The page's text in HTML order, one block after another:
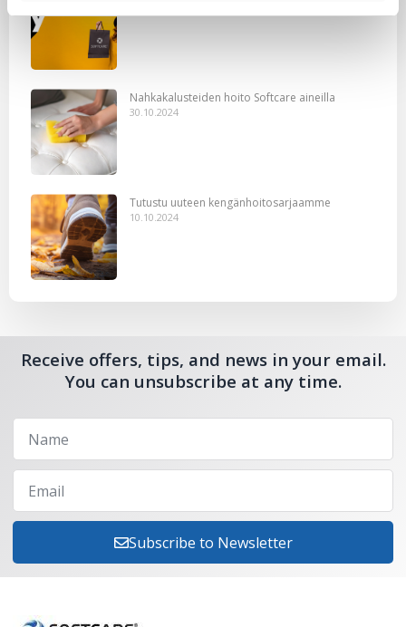
Nahkakalusteiden hoito Softcare aineilla
30.10.2024
Tutustu uuteen kengänhoitosarjaamme
10.10.2024
Receive offers, tips, and news in your email.
You can unsubscribe at any time.
Subscribe to Newsletter